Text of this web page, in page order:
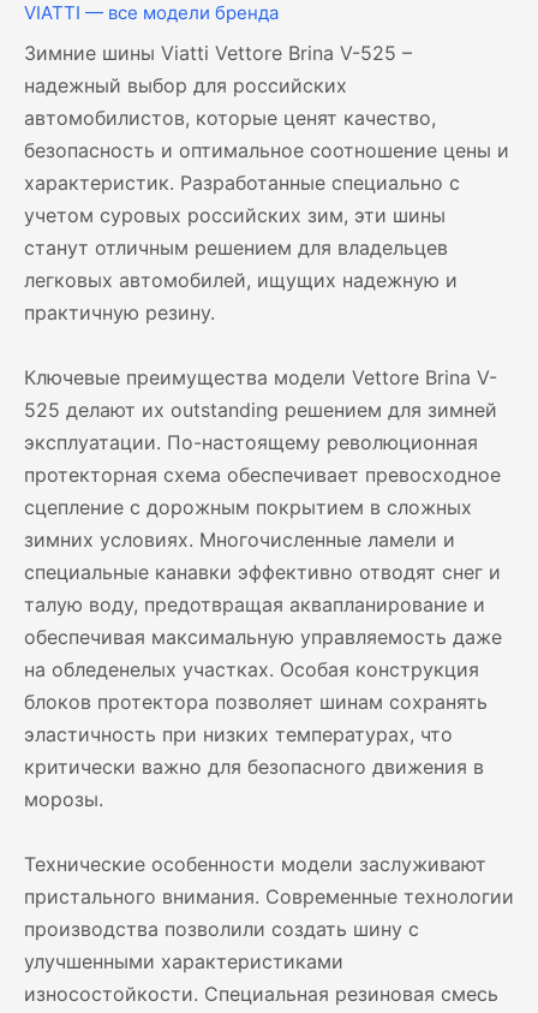
VIATTI — все модели бренда
Зимние шины Viatti Vettore Brina V-525 –
надежный выбор для российских
автомобилистов, которые ценят качество,
безопасность и оптимальное соотношение цены и
характеристик. Разработанные специально с
учетом суровых российских зим, эти шины
станут отличным решением для владельцев
легковых автомобилей, ищущих надежную и
практичную резину.
Ключевые преимущества модели Vettore Brina V-
525 делают их outstanding решением для зимней
эксплуатации. По-настоящему революционная
протекторная схема обеспечивает превосходное
сцепление с дорожным покрытием в сложных
зимних условиях. Многочисленные ламели и
специальные канавки эффективно отводят снег и
талую воду, предотвращая аквапланирование и
обеспечивая максимальную управляемость даже
на обледенелых участках. Особая конструкция
блоков протектора позволяет шинам сохранять
эластичность при низких температурах, что
критически важно для безопасного движения в
морозы.
Технические особенности модели заслуживают
пристального внимания. Современные технологии
производства позволили создать шину с
улучшенными характеристиками
износостойкости. Специальная резиновая смесь